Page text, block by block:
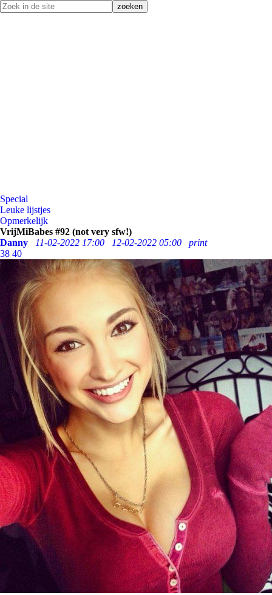
Special
Leuke lijstjes
Opmerkelijk
VrijMiBabes #92 (not very sfw!)
Danny
11-02-2022 17:00 12-02-2022 05:00
print
38 40